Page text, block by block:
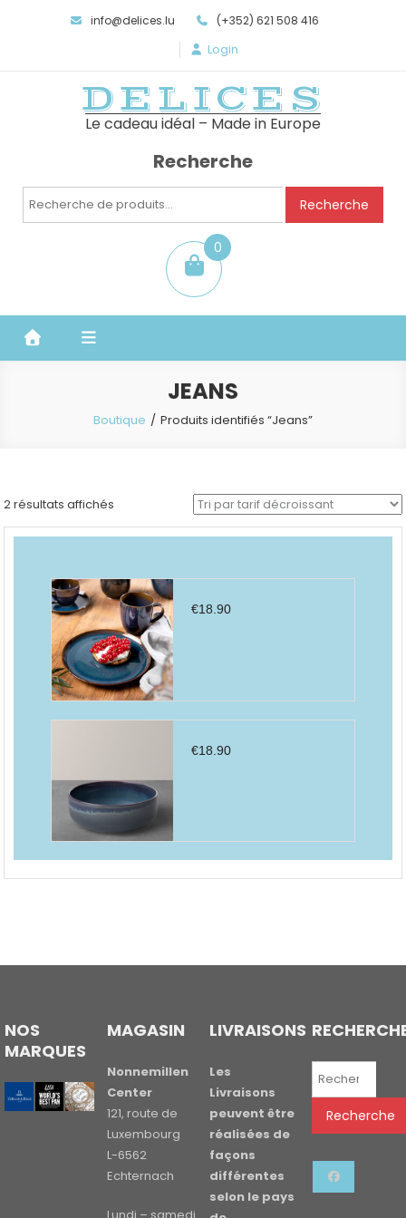
info@delices.lu (+352) 621 508 416
Login
DELICES
Le cadeau idéal – Made in Europe
Recherche
Recherche
Recherche
0
item
JEANS
Boutique Produits identifiés “Jeans”
2 résultats affichés
par
€18.90
€18.90
NOS
MARQUES
MAGASIN
Nonnemillen
Center
121, route de
Luxembourg
L-6562
Echternach
LIVRAISONS
Les
Livraisons
peuvent être
réalisées de
façons
différentes
selon le pays
Recherche
Recherche